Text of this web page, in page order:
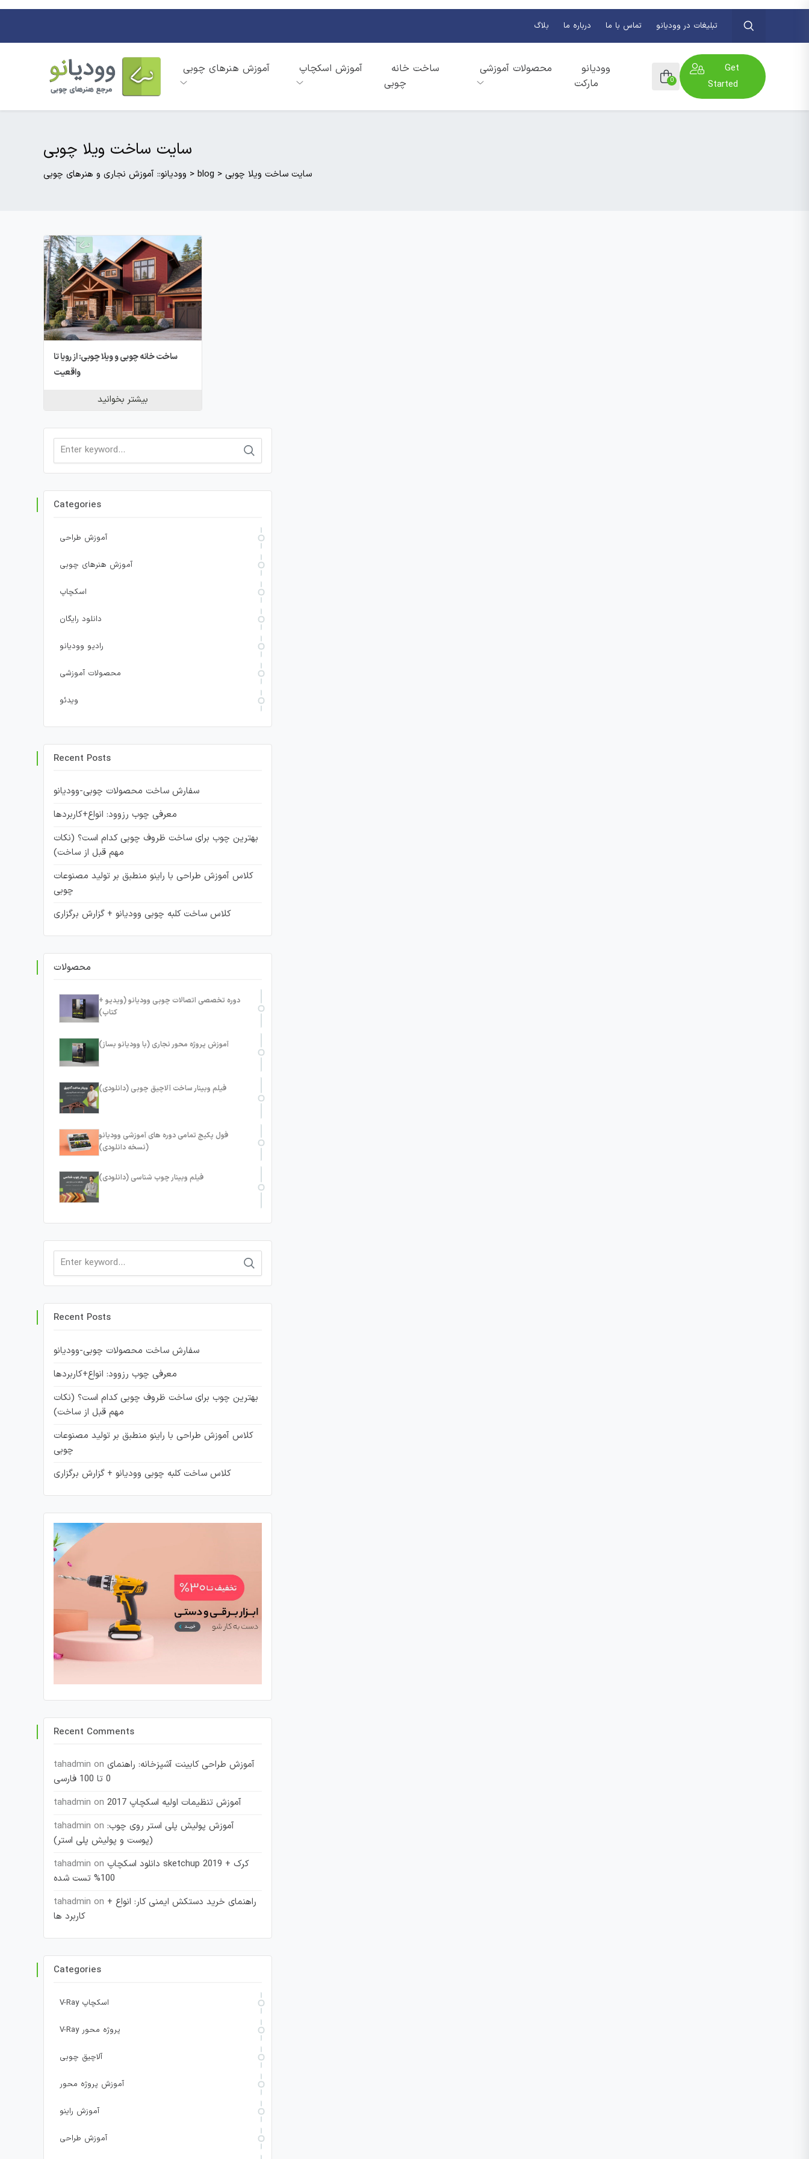
بلاگ درباره ما تماس با ما تبلیغات در وودیانو
آموزش هنرهای چوبی آموزش اسکچاپ
ساخت خانه
چوبی
محصولات آموزشی
وودیانو
مارکت
0
Get
Started
سایت ساخت ویلا چوبی
وودیانو:: آموزش نجاری و هنرهای چوبی > blog > سایت ساخت ویلا چوبی
ساخت خانه چوبی و ویلا چوبی: از رویا تا
واقعیت
بیشتر بخوانید
Search
Categories
آموزش طراحی
آموزش هنرهای چوبی
اسکچاپ
دانلود رایگان
رادیو وودیانو
محصولات آموزشی
ویدئو
Recent Posts
سفارش ساخت محصولات چوبی-وودیانو
معرفی چوب رزوود: انواع+کاربردها
بهترین چوب برای ساخت ظروف چوبی کدام است؟ (نکات
مهم قبل از ساخت)
کلاس آموزش طراحی با راینو منطبق بر تولید مصنوعات
چوبی
کلاس ساخت کلبه چوبی وودیانو + گزارش برگزاری
محصولات
دوره تخصصی اتصالات چوبی وودیانو (ویدیو +
کتاب)
آموزش پروژه محور نجاری (با وودیانو بساز)
فیلم وبینار ساخت آلاچیق چوبی (دانلودی)
فول پکیج تمامی دوره های آموزشی وودیانو
(نسخه دانلودی)
فیلم وبینار چوب شناسی (دانلودی)
Search
Recent Posts
سفارش ساخت محصولات چوبی-وودیانو
معرفی چوب رزوود: انواع+کاربردها
بهترین چوب برای ساخت ظروف چوبی کدام است؟ (نکات
مهم قبل از ساخت)
کلاس آموزش طراحی با راینو منطبق بر تولید مصنوعات
چوبی
کلاس ساخت کلبه چوبی وودیانو + گزارش برگزاری
Recent Comments
tahadmin on آموزش طراحی کابینت آشپزخانه: راهنمای
0 تا 100 فارسی
tahadmin on
آموزش تنظیمات اولیه اسکچاپ 2017
tahadmin on آموزش پولیش پلی استر روی چوب:
(پوست و پولیش پلی استر)
tahadmin on دانلود اسکچاپ sketchup 2019 + کرک
100% تست شده
tahadmin on راهنمای خرید دستکش ایمنی کار: انواع +
کاربرد ها
Categories
V-Ray اسکچاپ
V-Ray پروژه محور
آلاچیق چوبی
آموزش پروژه محور
آموزش راینو
آموزش طراحی